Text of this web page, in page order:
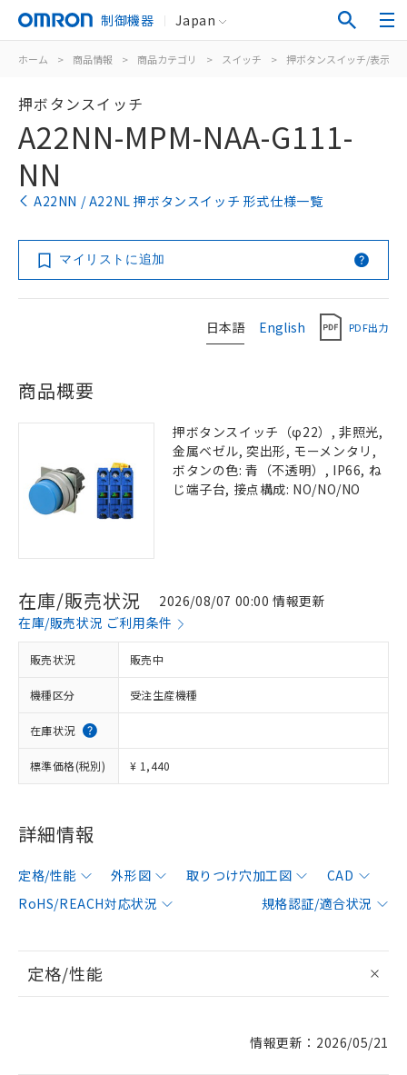
制御機器 Japan
ホーム > 商品情報 > 商品カテゴリ > スイッチ > 押ボタンスイッチ/表示灯
押ボタンスイッチ
A22NN-MPM-NAA-G111-
NN
A22NN / A22NL 押ボタンスイッチ 形式仕様一覧
マイリストに追加
日本語 English PDF出力
商品概要
押ボタンスイッチ（φ22）, 非照光,
金属ベゼル, 突出形, モーメンタリ,
ボタンの色: 青（不透明）, IP66, ね
じ端子台, 接点構成: NO/NO/NO
在庫/販売状況
2026/08/07 00:00 情報更新
在庫/販売状況 ご利用条件
販売状況 販売中
機種区分 受注生産機種
在庫状況
標準価格(税別) ¥ 1,440
詳細情報
定格/性能 外形図 取りつけ穴加工図
CAD
RoHS/REACH対応状況
規格認証/適合状況
定格/性能
情報更新：2026/05/21